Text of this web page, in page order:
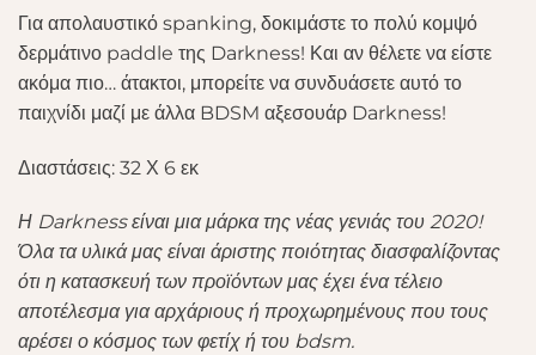
Για απολαυστικό spanking, δοκιμάστε το πολύ κομψό
δερμάτινο paddle της Darkness! Και αν θέλετε να είστε
ακόμα πιο… άτακτοι, μπορείτε να συνδυάσετε αυτό το
παιχνίδι μαζί με άλλα BDSM αξεσουάρ Darkness!
Διαστάσεις: 32 Χ 6 εκ
Η Darkness είναι μια μάρκα της νέας γενιάς του 2020!
Όλα τα υλικά μας είναι άριστης ποιότητας διασφαλίζοντας
ότι η κατασκευή των προϊόντων μας έχει ένα τέλειο
αποτέλεσμα για αρχάριους ή προχωρημένους που τους
αρέσει ο κόσμος των φετίχ ή του bdsm.